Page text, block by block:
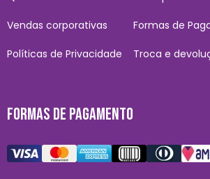
Vendas corporativas
Políticas de Privacidade
Formas de
Troca e
FORMAS DE PAGAMENTO